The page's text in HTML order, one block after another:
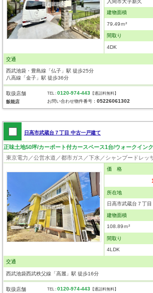
入間市大字新久
建物面積
79.49ｍ²
間取り
4DK
交通
西武池袋・豊島線「仏子」駅 徒歩25分
八高線「金子」駅 徒歩36分
取扱店舗
飯能店
TEL :0120-974-443 【通話料無料】
お問い合わせ物件番号：05226061302
日高市武蔵台７丁目 中古一戸建て
価 格
所在地
日高市武蔵台７丁目
建物面積
108.89ｍ²
間取り
4LDK
交通
西武池袋西武秩父線「高麗」駅 徒歩16分
取扱店舗 TEL :0120-974-443 【通話料無料】